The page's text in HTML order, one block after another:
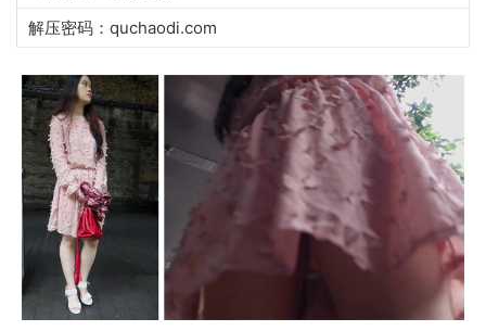
解压密码：quchaodi.com